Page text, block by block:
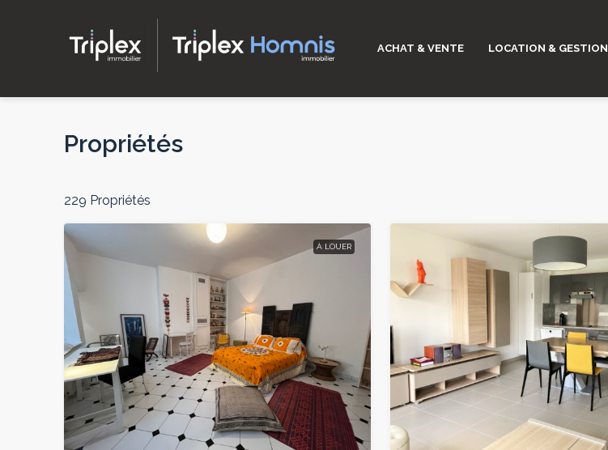
ACHAT & VENTE LOCATION & GESTION
Propriétés
229 Propriétés
À LOUER